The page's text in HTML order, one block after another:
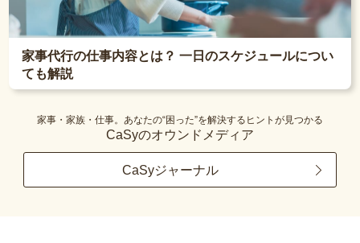
家事代行の仕事内容とは？ 一日のスケジュールについ
ても解説
家事・家族・仕事。あなたの“困った”を解決するヒントが見つかる
CaSyのオウンドメディア
CaSyジャーナル